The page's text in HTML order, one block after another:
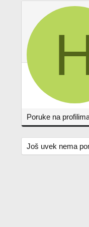
Poruke na
Još uvek nema